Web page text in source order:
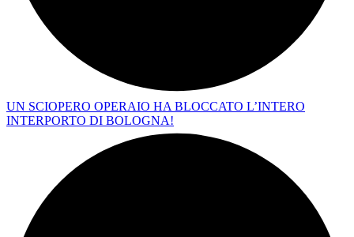
UN SCIOPERO OPERAIO HA BLOCCATO L’INTERO
INTERPORTO DI BOLOGNA!